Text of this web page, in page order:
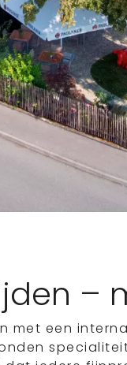
–
een